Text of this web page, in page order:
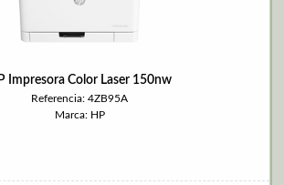
Impresora Color Laser 150nw
Referencia: 4ZB95A
Marca: HP